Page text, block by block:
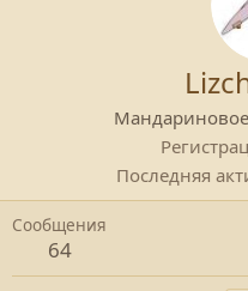
Последняя
Сообщения
64